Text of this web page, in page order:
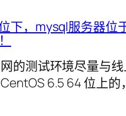
下，mysql服务器位
的测试环境尽量与
6.5 64 位上